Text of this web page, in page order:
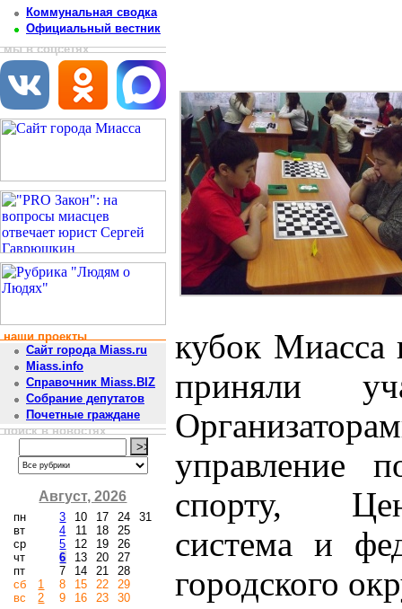
Коммунальная сводка
Официальный вестник
мы в соцсетях
наши проекты
Сайт города Miass.ru
Miass.info
Справочник Miass.BIZ
Собрание депутатов
Почетные граждане
поиск в новостях
Август, 2026
пн
вт
ср
чт
пт
сб
вс
1
2
3
4
5
6
7
8
9
10
11
12
13
14
15
16
17
18
19
20
21
22
23
24
25
26
27
28
29
30
31
кубок
приняли
управление
спорту,
система и
городского